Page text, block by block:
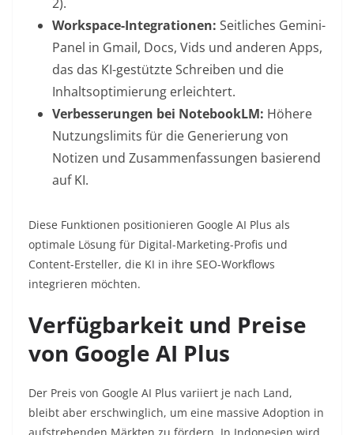
Workspace-Integrationen: Seitliches Gemini-
Panel in Gmail, Docs, Vids und anderen Apps,
das das KI-gestützte Schreiben und die
Inhaltsoptimierung erleichtert.
Verbesserungen bei NotebookLM: Höhere
Nutzungslimits für die Generierung von
Notizen und Zusammenfassungen basierend
auf KI.
Diese Funktionen positionieren Google AI Plus als
optimale Lösung für Digital-Marketing-Profis und
Content-Ersteller, die KI in ihre SEO-Workflows
integrieren möchten.
Verfügbarkeit und Preise
von Google AI Plus
Der Preis von Google AI Plus variiert je nach Land,
bleibt aber erschwinglich, um eine massive Adoption in